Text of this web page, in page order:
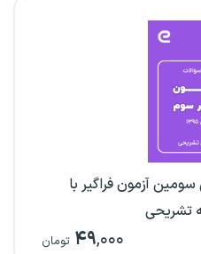
آزمون فراگیر با
تشریحی
۴۹,۰۰۰ تومان